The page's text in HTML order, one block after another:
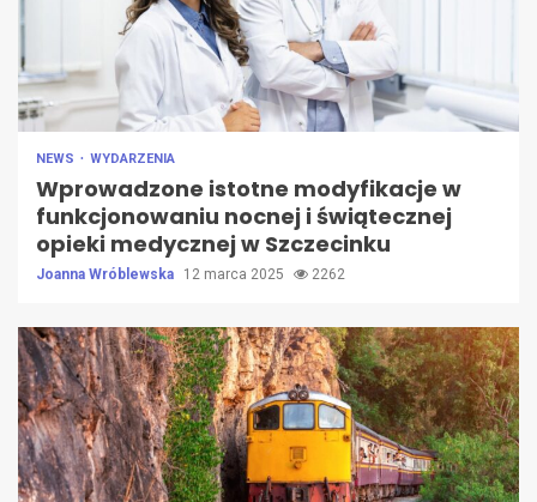
NEWS WYDARZENIA
Wprowadzone istotne modyfikacje w
funkcjonowaniu nocnej i świątecznej
opieki medycznej w Szczecinku
Joanna Wróblewska 12 marca 2025 2262